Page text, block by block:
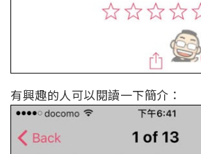
有興趣的人可以閱讀一下簡介：